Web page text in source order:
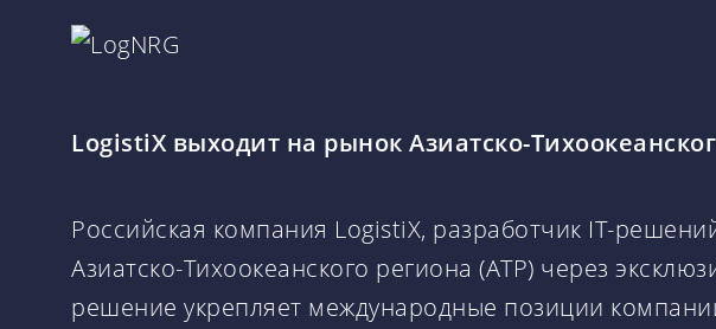
LogistiX выходит на рынок Азиатско-
Российская компания LogistiX, разработчик IT-
Азиатско-Тихоокеанского региона (АТР) через
решение укрепляет международные позиции